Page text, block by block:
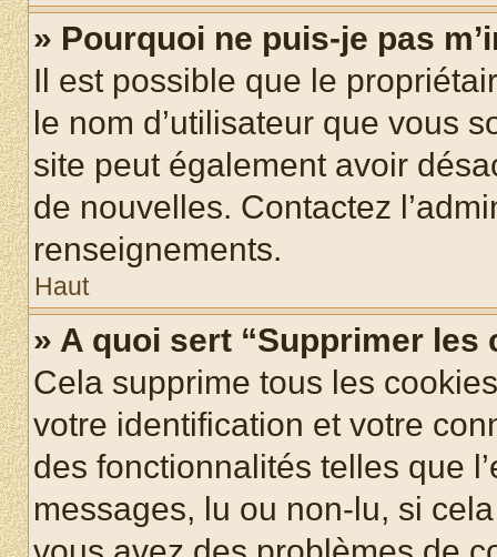
» Pourquoi ne puis-je pas
Il est possible que le
le nom d’utilisateur que vous
site peut également avoir
de nouvelles. Contactez
renseignements.
Haut
» A quoi sert “Supprimer les
Cela supprime tous les
votre identification et votre
des fonctionnalités telles que
messages, lu ou non-lu, si